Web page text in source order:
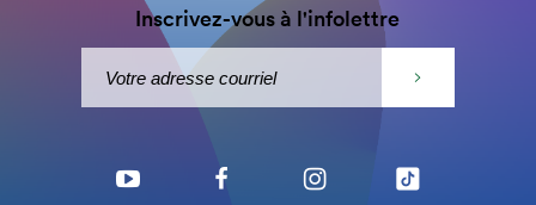
Inscrivez-vous à l'infolettre